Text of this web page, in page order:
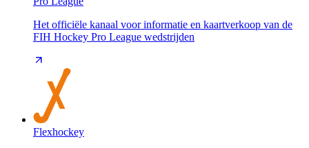
Het officiële kanaal voor informatie en kaartverkoop van de
FIH Hockey Pro League wedstrijden
Flexhockey